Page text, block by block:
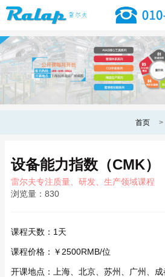
首页 >
设备能力指数（CMK）
雷尔夫专注质量、研发、生产领域课程
浏览量： 830
课程天数： 1天
课程价格： ￥2500RMB/位
开课地点：
上海、北京、苏州、广州、